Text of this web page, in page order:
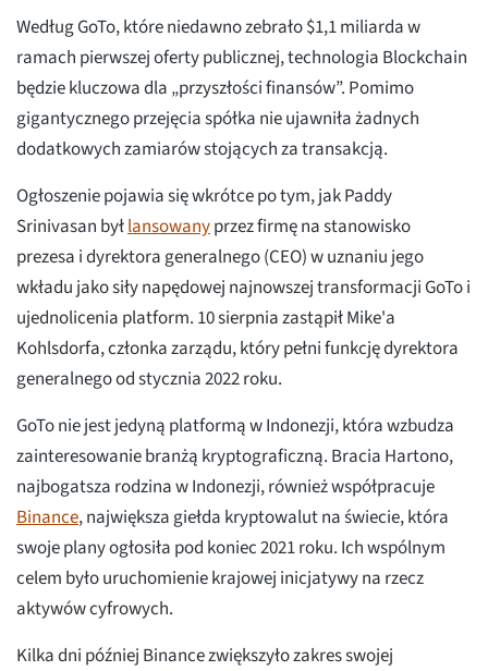
Według GoTo, które niedawno zebrało $1,1 miliarda w
ramach pierwszej oferty publicznej, technologia Blockchain
będzie kluczowa dla „przyszłości finansów”. Pomimo
gigantycznego przejęcia spółka nie ujawniła żadnych
dodatkowych zamiarów stojących za transakcją.
Ogłoszenie pojawia się wkrótce po tym, jak Paddy
Srinivasan byłlansowanyprzez firmę na stanowisko
prezesa i dyrektora generalnego (CEO) w uznaniu jego
wkładu jako siły napędowej najnowszej transformacji GoTo i
ujednolicenia platform. 10 sierpnia zastąpił Mike'a
Kohlsdorfa, członka zarządu, który pełni funkcję dyrektora
generalnego od stycznia 2022 roku.
GoTo nie jest jedyną platformą w Indonezji, która wzbudza
zainteresowanie branżą kryptograficzną. Bracia Hartono,
najbogatsza rodzina w Indonezji, również współpracuje
Binance, największa giełda kryptowalut na świecie, która
swoje plany ogłosiła pod koniec 2021 roku. Ich wspólnym
celem było uruchomienie krajowej inicjatywy na rzecz
aktywów cyfrowych.
Kilka dni później Binance zwiększyło zakres swojej